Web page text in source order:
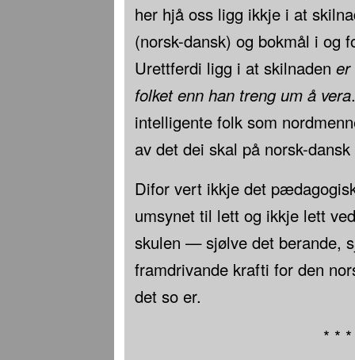
her hjå oss ligg ikkje i at
(norsk-dansk) og bokmål i og
Urettferdi ligg i at skilnaden er
folket enn han treng um å vera
intelligente folk som
av det dei skal på norsk-dansk
Difor vert ikkje det
umsynet til lett og ikkje lett
skulen — sjølve det berande,
framdrivande krafti for den
det so er.
* * *